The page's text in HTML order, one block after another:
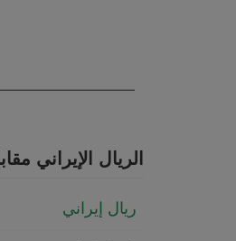
الريال الإيراني
ريال إيراني